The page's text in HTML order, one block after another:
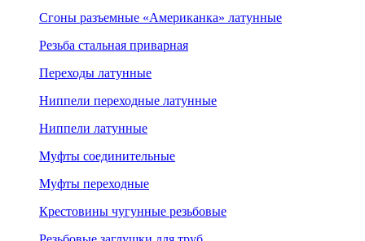
Сгоны разъемные «Американка» латунные
Резьба стальная приварная
Переходы латунные
Ниппели переходные латунные
Ниппели латунные
Муфты соединительные
Муфты переходные
Крестовины чугунные резьбовые